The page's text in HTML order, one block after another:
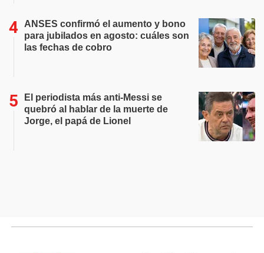
ANSES confirmó el aumento y bono
para jubilados en agosto: cuáles son
las fechas de cobro
El periodista más anti-Messi se
quebró al hablar de la muerte de
Jorge, el papá de Lionel